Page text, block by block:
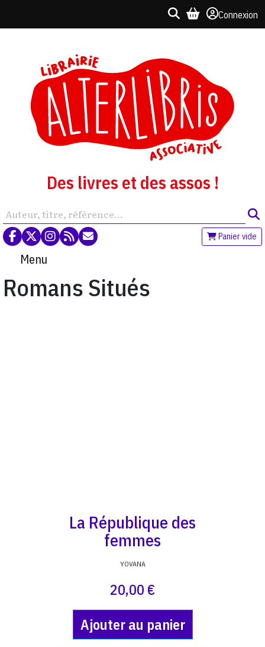
Connexion
Des livres et des assos !
Panier vide
Menu
Romans Situés
La République des
femmes
YOVANA
20,00 €
Ajouter au panier